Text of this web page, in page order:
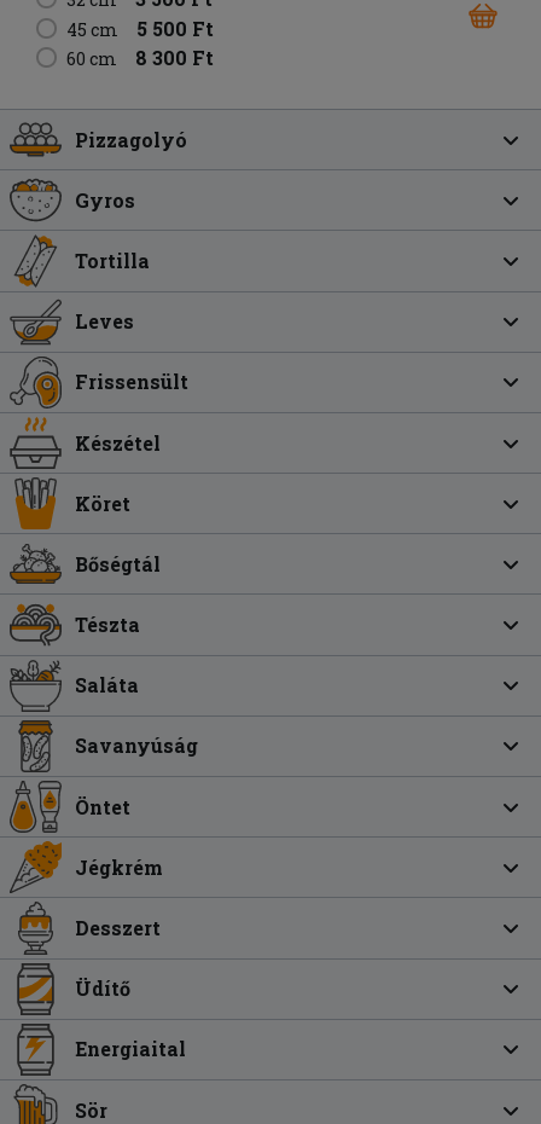
45 cm 5 500 Ft
60 cm 8 300 Ft
Pizzagolyó
Gyros
Tortilla
Leves
Frissensült
Készétel
Köret
Bőségtál
Tészta
Saláta
Savanyúság
Öntet
Jégkrém
Desszert
Üdítő
Energiaital
Sör